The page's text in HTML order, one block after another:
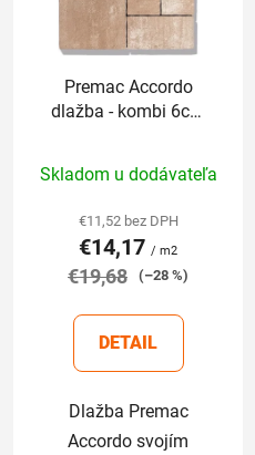
Premac Accordo
dlažba - kombi 6cm
hodnotenie
produktu
je
5,0
5
hviezdičiek.
Skladom u dodávateľa
€11,52 bez DPH
€14,17 / m2
€19,68 (–28 %)
DETAIL
Dlažba Premac
Accordo svojím